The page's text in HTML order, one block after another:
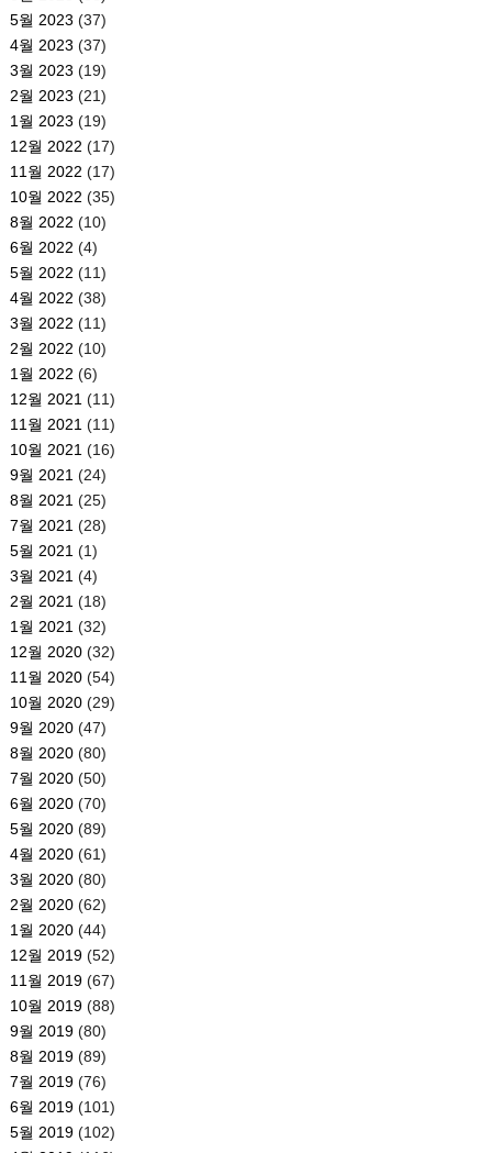
5월 2023 (37)
4월 2023 (37)
3월 2023 (19)
2월 2023 (21)
1월 2023 (19)
12월 2022 (17)
11월 2022 (17)
10월 2022 (35)
8월 2022 (10)
6월 2022 (4)
5월 2022 (11)
4월 2022 (38)
3월 2022 (11)
2월 2022 (10)
1월 2022 (6)
12월 2021 (11)
11월 2021 (11)
10월 2021 (16)
9월 2021 (24)
8월 2021 (25)
7월 2021 (28)
5월 2021 (1)
3월 2021 (4)
2월 2021 (18)
1월 2021 (32)
12월 2020(32)
11월 2020(54)
10월 2020(29)
9월 2020(47)
8월 2020(80)
7월 2020(50)
6월 2020(70)
5월 2020(89)
4월 2020(61)
3월 2020(80)
2월 2020(62)
1월 2020(44)
12월 2019(52)
11월 2019(67)
10월 2019(88)
9월 2019(80)
8월 2019(89)
7월 2019(76)
6월 2019(101)
5월 2019(102)